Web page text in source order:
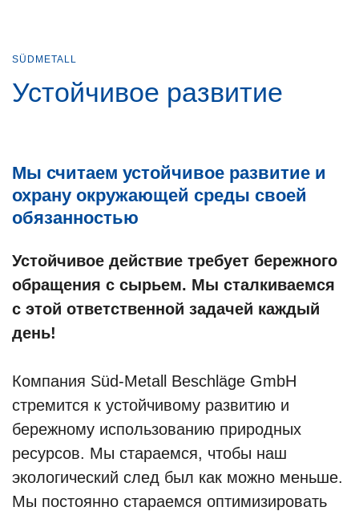
SÜDMETALL
Устойчивое развитие
Мы считаем устойчивое развитие и
охрану окружающей среды своей
обязанностью
Устойчивое действие требует бережного
обращения с сырьем. Мы сталкиваемся
с этой ответственной задачей каждый
день!
Компания Süd-Metall Beschläge GmbH
стремится к устойчивому развитию и
бережному использованию природных
ресурсов. Мы стараемся, чтобы наш
экологический след был как можно меньше.
Мы постоянно стараемся оптимизировать